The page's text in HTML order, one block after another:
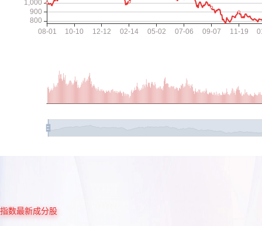
指数最新成分股